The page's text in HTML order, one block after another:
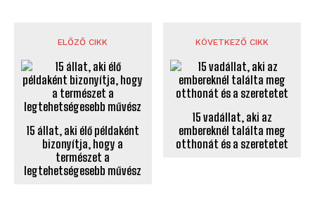
ELŐZŐ CIKK
15 állat, aki élő példaként
bizonyítja, hogy a
természet a
legtehetségesebb művész
KÖVETKEZŐ CIKK
15 vadállat, aki az
embereknél találta meg
otthonát és a szeretetet